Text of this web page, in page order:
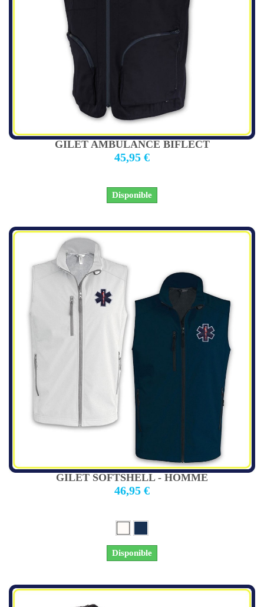
GILET AMBULANCE BIFLECT
45,95 €
Disponible
GILET SOFTSHELL - HOMME
46,95 €
Disponible